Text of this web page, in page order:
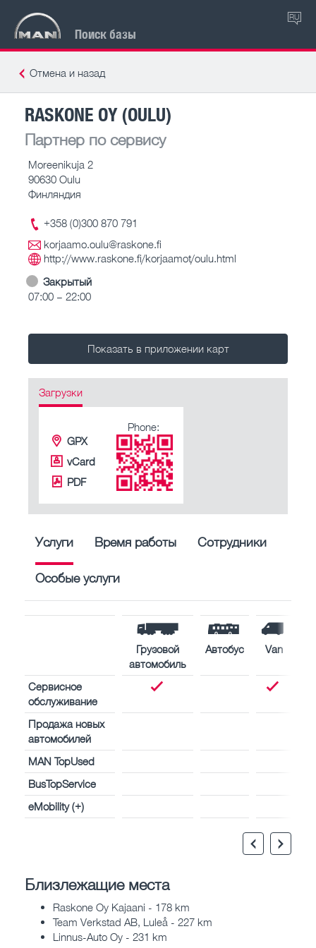
Поиск базы
RU
Отмена и назад
RASKONE OY (OULU)
Партнер по сервису
Moreenikuja 2
90630 Oulu
Финляндия
+358 (0)300 870 791
korjaamo.oulu@raskone.fi
http://www.raskone.fi/korjaamot/oulu.html
Закрытый
07:00 – 22:00
Показать в приложении карт
Загрузки
GPX
vCard
PDF
Phone:
Услуги Время работы Сотрудники
Особые услуги
Грузовой
автомобиль
Автобус Van
Сервисное
обслуживание
Продажа новых
автомобилей
MAN TopUsed
BusTopService
eMobility (+)
Близлежащие места
Raskone Oy Kajaani - 178 km
Team Verkstad AB, Luleå - 227 km
Linnus-Auto Oy - 231 km